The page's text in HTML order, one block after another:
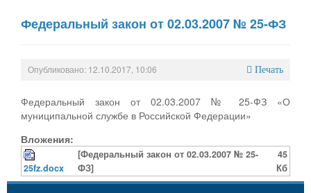
Федеральный закон от 02.03.2007 № 25-ФЗ
Опубликовано: 12.10.2017, 10:06 Печать
Федеральный закон от 02.03.2007 № 25-ФЗ «О
муниципальной службе в Российской Федерации»
Вложения:
25fz.docx
[Федеральный закон от 02.03.2007 № 25-
ФЗ]
45
Кб